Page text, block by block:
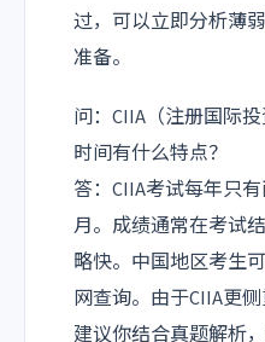
过，可以立即分析薄
准备。
问：CIIA（注册国际
时间有什么特点？
答：CIIA考试每年只
月。成绩通常在考试
略快。中国地区考生
网查询。由于CIIA更
建议你结合真题解析